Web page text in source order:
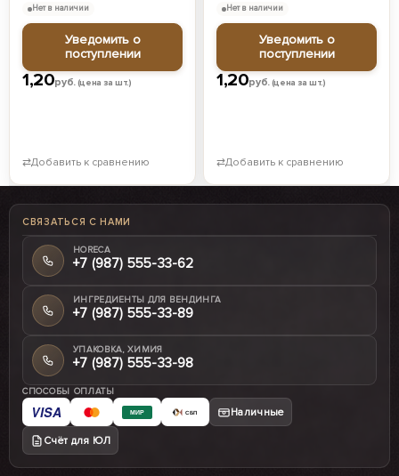
1,20руб.(цена за шт.)
Нет в наличии
Уведомить о
поступлении
⇄Добавить к сравнению
1,20руб.(цена за шт.)
Нет в наличии
Уведомить о
поступлении
⇄Добавить к сравнению
СВЯЗАТЬСЯ С НАМИ
HORECA
+7 (987) 555-33-62
ИНГРЕДИЕНТЫ ДЛЯ ВЕНДИНГА
+7 (987) 555-33-89
УПАКОВКА, ХИМИЯ
+7 (987) 555-33-98
СПОСОБЫ ОПЛАТЫ
VISA МИР СБП Наличные
Счёт для ЮЛ